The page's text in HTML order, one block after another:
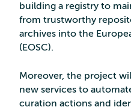
building a registry to
from trustworthy
archives into the
(EOSC).
Moreover, the project
new services to
curation actions and